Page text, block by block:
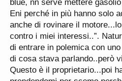
blue, nn serve mettere
Eni perché in più hanno solo
anche di rovinare il
contro i miei interessi..”.
di entrare in polemica con
di cosa stava parlando..però
Questo è il proprietario...poi